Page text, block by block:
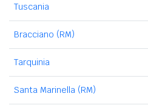
Tuscania
Bracciano (RM)
Tarquinia
Santa Marinella (RM)